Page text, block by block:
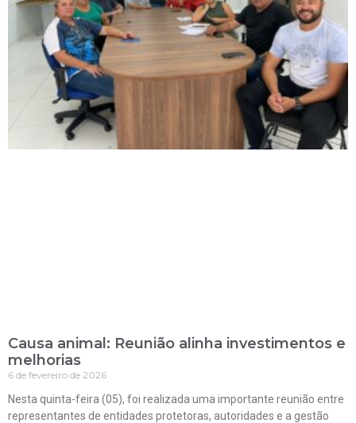
Causa animal: Reunião alinha investimentos e
melhorias
6 de fevereiro de 2026
Nesta quinta-feira (05), foi realizada uma importante reunião entre
representantes de entidades protetoras, autoridades e a gestão